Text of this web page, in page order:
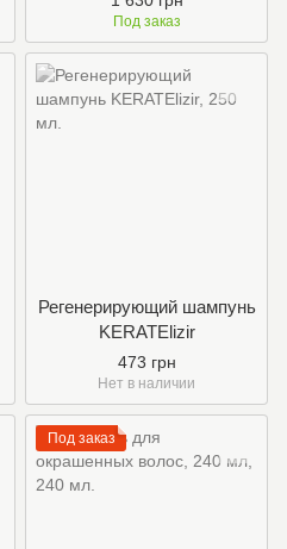
Под заказ
Регенерирующий шампунь
KERATElizir
473 грн
Нет в наличии
Под заказ